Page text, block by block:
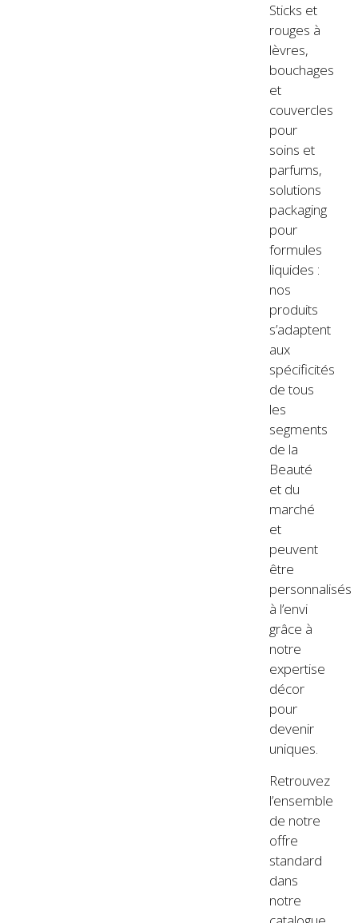
Sticks et
rouges à
lèvres,
bouchages
et
couvercles
pour
soins et
parfums,
solutions
packaging
pour
formules
liquides :
nos
produits
s’adaptent
aux
spécificités
de tous
les
segments
de la
Beauté
et du
marché
et
peuvent
être
personnalisés
à l’envi
grâce à
notre
expertise
décor
pour
devenir
uniques.
Retrouvez
l’ensemble
de notre
offre
standard
dans
notre